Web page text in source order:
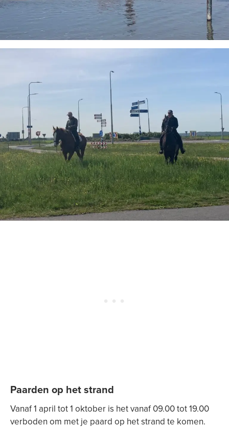
Paarden op het strand
Vanaf 1 april tot 1 oktober is het vanaf 09.00 tot 19.00
verboden om met je paard op het strand te komen.